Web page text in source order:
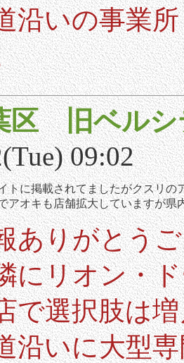
沿いの事業
区 旧ベルシ
09:02
トに掲載されてましたがクスリの
アオキも店舗拡大していますが県
ありがとう
にリオン・
で選択肢は
沿いに大型